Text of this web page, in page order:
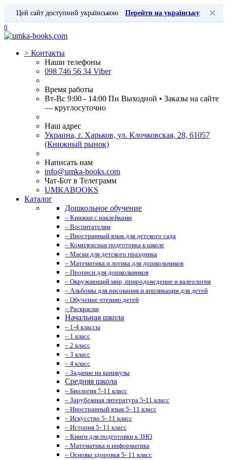
Цей сайт доступний українською Перейти на українську ×
0
> Контакты
Наши телефоны
098 746 56 34 Viber
Время работы
Вт-Вс 9:00 - 14:00 Пн Выходной • Заказы на сайте
— круглосуточно
Наш адрес
Украина, г. Харьков, ул. Клочковская, 28, 61057
(Книжный рынок)
Написать нам
info@umka-books.com
Чат-Бот в Телеграмм
UMKABOOKS
Каталог
Дошкольное обучение
– Книжки с наклейками
– Воспитателям
– Иностранный язык для детского сада
– Комплексная подготовка к школе
– Маски для детского праздника
– Математика и логика для дошкольников
– Прописи для дошкольников
– Окружающий мир, природоведение и валеология
– Альбомы для рисования и аппликации для детей
– Обучение чтению детей
– Раскраски
Начальная школа
– 1-4 классы
– 1 класс
– 2 класс
– 3 класс
– 4 класс
– Задание на каникулы
Средняя школа
– Биология 7-11 класс
– Зарубежная литература 5-11 класс
– Иностранный язык 5- 11 класс
– Искусство 5- 11 класс
– История 5- 11 класс
– Книги для подготовки к ЗНО
– Математика и информатика
– Основы здоровья 5- 11 класс